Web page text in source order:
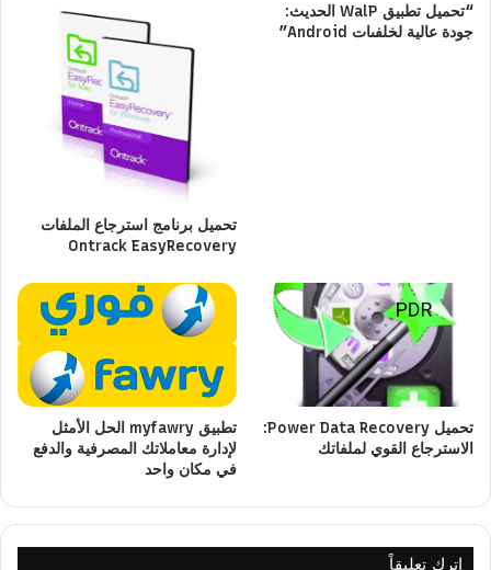
“تحميل تطبيق WalP الحديث:
جودة عالية لخلفىات Android”
تحميل برنامج استرجاع الملفات
Ontrack EasyRecovery
تحميل Power Data Recovery:
الاسترجاع القوي لملفاتك
تطبيق myfawry الحل الأمثل
لإدارة معاملاتك المصرفية والدفع
في مكان واحد
اترك تعليقاً